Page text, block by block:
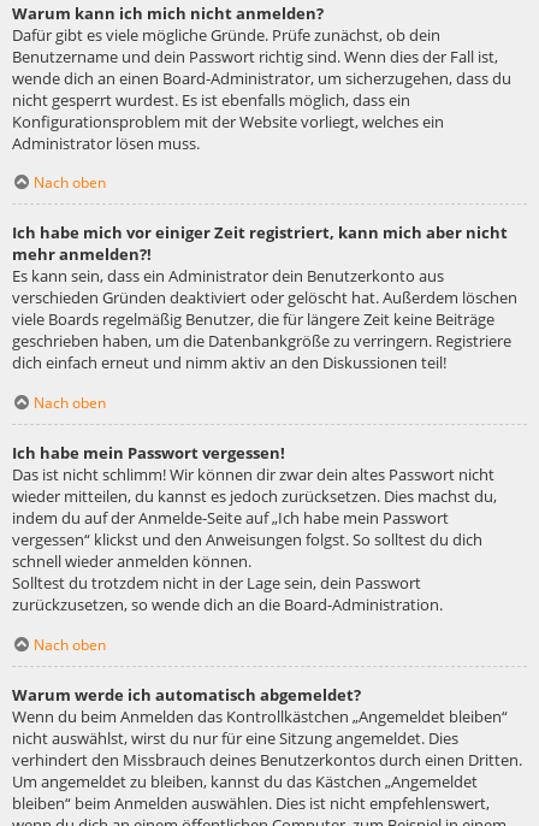
Warum kann ich mich nicht anmelden?
Dafür gibt es viele mögliche Gründe. Prüfe zunächst, ob dein
Benutzername und dein Passwort richtig sind. Wenn dies der Fall ist,
wende dich an einen Board-Administrator, um sicherzugehen, dass du
nicht gesperrt wurdest. Es ist ebenfalls möglich, dass ein
Konfigurationsproblem mit der Website vorliegt, welches ein
Administrator lösen muss.
Nach oben
Ich habe mich vor einiger Zeit registriert, kann mich aber nicht
mehr anmelden?!
Es kann sein, dass ein Administrator dein Benutzerkonto aus
verschieden Gründen deaktiviert oder gelöscht hat. Außerdem löschen
viele Boards regelmäßig Benutzer, die für längere Zeit keine Beiträge
geschrieben haben, um die Datenbankgröße zu verringern. Registriere
dich einfach erneut und nimm aktiv an den Diskussionen teil!
Nach oben
Ich habe mein Passwort vergessen!
Das ist nicht schlimm! Wir können dir zwar dein altes Passwort nicht
wieder mitteilen, du kannst es jedoch zurücksetzen. Dies machst du,
indem du auf der Anmelde-Seite auf „Ich habe mein Passwort
vergessen“ klickst und den Anweisungen folgst. So solltest du dich
schnell wieder anmelden können.
Solltest du trotzdem nicht in der Lage sein, dein Passwort
zurückzusetzen, so wende dich an die Board-Administration.
Nach oben
Warum werde ich automatisch abgemeldet?
Wenn du beim Anmelden das Kontrollkästchen „Angemeldet bleiben“
nicht auswählst, wirst du nur für eine Sitzung angemeldet. Dies
verhindert den Missbrauch deines Benutzerkontos durch einen Dritten.
Um angemeldet zu bleiben, kannst du das Kästchen „Angemeldet
bleiben“ beim Anmelden auswählen. Dies ist nicht empfehlenswert,